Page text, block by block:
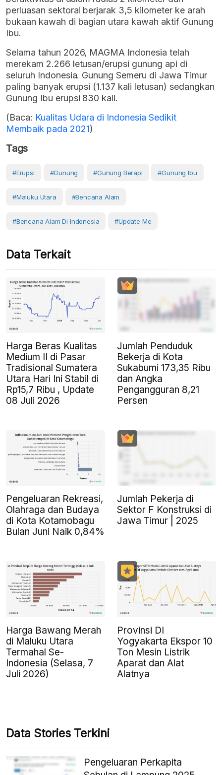
perluasan sektoral berjarak 3,5 kilometer ke arah
bukaan kawah di bagian utara kawah aktif Gunung
Ibu.
Selama tahun 2026, MAGMA Indonesia telah
merekam 2.266 letusan/erupsi gunung api di
seluruh Indonesia. Gunung Semeru di Jawa Timur
paling banyak erupsi (1.137 kali letusan) sedangkan
Gunung Ibu erupsi 830 kali.
(Baca: Kualitas Udara di Indonesia Sedikit
Membaik pada 2021)
Tags
#erupsi #Gunung #gunung Berapi #Gunung Ibu
#Maluku Utara #Bencana Alam
#Bencana Alam Di Indonesia #Update Me
Data Terkait
Harga Beras Kualitas
Medium II di Pasar
Tradisional Sumatera
Utara Hari Ini Stabil di
Rp15,7 Ribu , Update
08 Juli 2026
Jumlah Penduduk
Bekerja di Kota
Sukabumi 173,35 Ribu
dan Angka
Pengangguran 8,21
Persen
Pengeluaran Rekreasi,
Olahraga dan Budaya
di Kota Kotamobagu
Bulan Juni Naik 0,84%
Jumlah Pekerja di
Sektor F Konstruksi di
Jawa Timur | 2025
Harga Bawang Merah
di Maluku Utara
Termahal Se-
Indonesia (Selasa, 7
Juli 2026)
Provinsi DI
Yogyakarta Ekspor 10
Ton Mesin Listrik
Aparat dan Alat
Alatnya
Data Stories Terkini
Pengeluaran Perkapita